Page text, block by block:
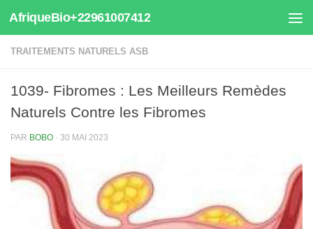
Au dessous du contenu
AfriqueBio+22961007412
TRAITEMENTS NATURELS ASB
1039- Fibromes : Les Meilleurs Remèdes
Naturels Contre les Fibromes
PAR BOBO · 30 MAI 2023